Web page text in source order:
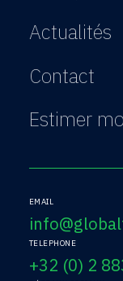
Actualités
Contact
Estimer
EMAIL
TELEPHONE
+32 (0) 2